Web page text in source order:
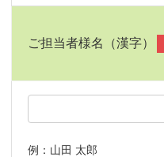
ご担当者様名（漢字）
例：山田 太郎